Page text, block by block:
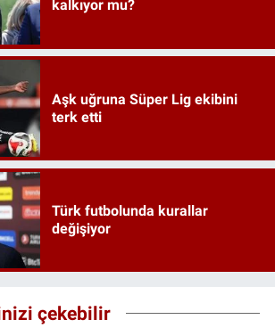
kalkıyor mu?
Aşk uğruna Süper Lig ekibini
terk etti
Türk futbolunda kurallar
değişiyor
çekebilir